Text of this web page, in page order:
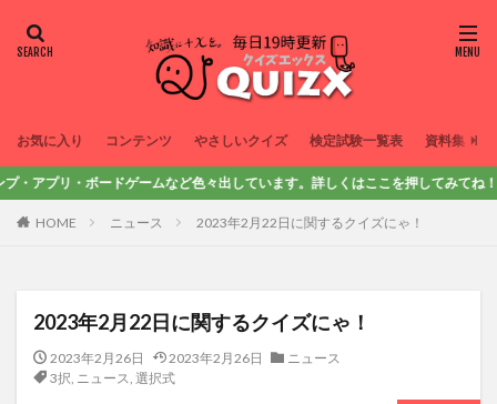
お気に入り コンテンツ やさしいクイズ 検定試験一覧表 資料集
ゲームなど色々出しています。詳しくはここを押してみてね！
HOME ニュース 2023年2月22日に関するクイズにゃ！
2023年2月22日に関するクイズにゃ！
2023年2月26日 2023年2月26日
ニュース
3択, ニュース, 選択式